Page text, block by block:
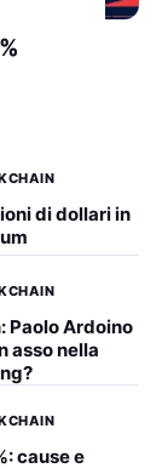
di dollari in
Paolo Ardoino
asso nella
cause e